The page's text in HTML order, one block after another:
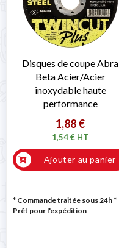
Disques de coupe Abra
Beta Acier/Acier
inoxydable haute
performance
1,88 €
1,54 € HT
Ajouter au panier
* Commande traitée sous 24h*
Prêt pour l'expédition